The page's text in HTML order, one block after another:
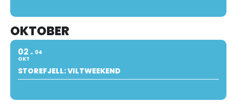
OKTOBER
02
OKT
04
STOREFJELL: VILTWEEKEND